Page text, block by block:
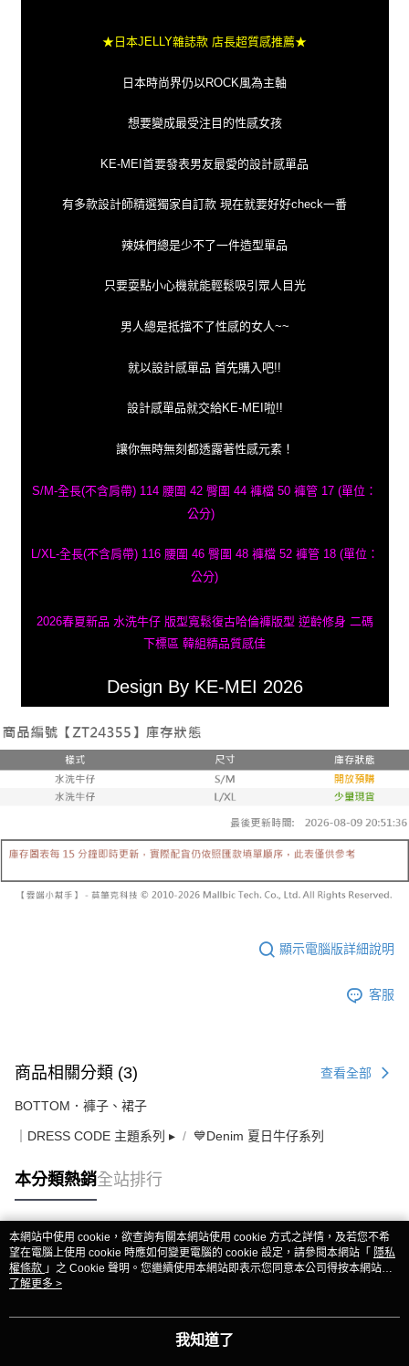
★日本JELLY雜誌款 店長超質感推薦★
日本時尚界仍以ROCK風為主軸
想要變成最受注目的性感女孩
KE-MEI首要發表男友最愛的設計感單品
有多款設計師精選獨家自訂款 現在就要好好check一番
辣妹們總是少不了一件造型單品
只要耍點小心機就能輕鬆吸引眾人目光
男人總是抵擋不了性感的女人~~
就以設計感單品 首先購入吧!!
設計感單品就交給KE-MEI啦!!
讓你無時無刻都透露著性感元素！
S/M-全長(不含肩帶) 114 腰圍 42 臀圍 44 褲檔 50 褲管 17 (單位：
公分)
L/XL-全長(不含肩帶) 116 腰圍 46 臀圍 48 褲檔 52 褲管 18 (單位：
公分)
2026春夏新品 水洗牛仔 版型寬鬆復古哈倫褲版型 逆齡修身 二碼
下標區 韓組精品質感佳
Design By KE-MEI 2026
顯示電腦版詳細說明
客服
商品相關分類 (3) 查看全部
BOTTOM．褲子、裙子
｜DRESS CODE 主題系列 ▸ 💙Denim 夏日牛仔系列
本分類熱銷全站排行
熱門標籤
本網站中使用 cookie，欲查詢有關本網站使用 cookie 方式之詳情，及若您不希
望在電腦上使用 cookie 時應如何變更電腦的 cookie 設定，請參閱本網站「 隱私
權條款 」之 Cookie 聲明。您繼續使用本網站即表示您同意本公司得按本網站使
用條款之 Cookie 聲明使用 cookie。
了解更多 >
我知道了